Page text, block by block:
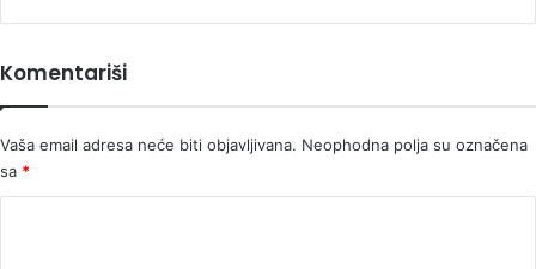
čelnicima
Komentariši
Vaša email adresa neće biti objavljivana. Neophodna polja su označena
sa *